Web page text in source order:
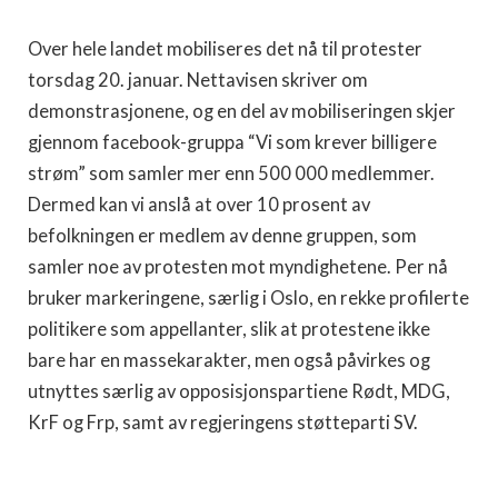
Over hele landet mobiliseres det nå til protester
torsdag 20. januar. Nettavisen skriver om
demonstrasjonene, og en del av mobiliseringen skjer
gjennom facebook-gruppa “Vi som krever billigere
strøm” som samler mer enn 500 000 medlemmer.
Dermed kan vi anslå at over 10 prosent av
befolkningen er medlem av denne gruppen, som
samler noe av protesten mot myndighetene. Per nå
bruker markeringene, særlig i Oslo, en rekke profilerte
politikere som appellanter, slik at protestene ikke
bare har en massekarakter, men også påvirkes og
utnyttes særlig av opposisjonspartiene Rødt, MDG,
KrF og Frp, samt av regjeringens støtteparti SV.